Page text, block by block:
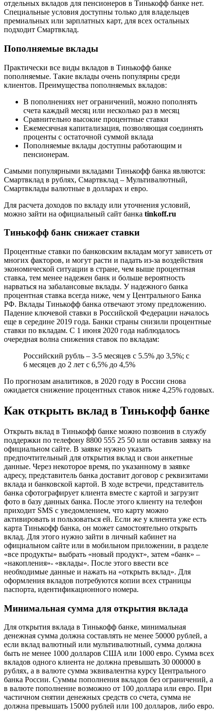
отдельных вкладов для пенсионеров в Тинькофф банке нет.
Специальные условия доступны только для владельцев
премиальных или зарплатных карт, для всех остальных
подходит Смартвклад.
Пополняемые вклады
Практически все виды вкладов в Тинькофф банке
пополняемые. Такие вклады очень популярны среди
клиентов. Преимущества пополняемых вкладов:
В пополнениях нет ограничений, можно пополнять
счета каждый месяц или несколько раз в месяц
Сравнительно высокие процентные ставки
Ежемесячная капитализация, позволяющая соединять
проценты с остаточной суммой вклада
Пополняемые вклады доступны работающим и
пенсионерам.
Самыми популярными вкладами Тинькофф банка являются:
Смартвклад в рублях, Смартвклад – Мультивалютный,
Смартвклады валютные в долларах и евро.
Для расчета доходов по вкладу или уточнения условий,
можно зайти на официальный сайт банка tinkoff.ru
Тинькофф банк снижает ставки
Процентные ставки по банковским вкладам могут зависеть от
многих факторов, и могут расти и падать из-за воздействия
экономической ситуации в стране, чем выше процентная
ставка, тем менее надежен банк и больше вероятность
нарваться на забалансовые вклады. У надежного банка
процентная ставка всегда ниже, чем у Центрального Банка
РФ. Вклады Тинькофф банка отвечают этому предложению.
Падение ключевой ставки в Российской Федерации началось
еще в середине 2019 года. Банки страны снизили процентные
ставки по вкладам. С 1 июня 2020 года наблюдалось
очередная волна снижения ставок по вкладам:
Российский рубль – 3­-5 месяцев с 5.5% до 3,5%; с
6 месяцев до 2 лет с 6,5% до 4,5%
По прогнозам аналитиков, в 2020 году в России снова
ожидается снижение процентных ставок ниже 4,25% годовых.
Как открыть вклад в Тинькофф банке
Открыть вклад в Тинькофф банке можно позвонив в службу
поддержки по телефону 8800 555 25 50 или оставив заявку на
официальном сайте. В заявке нужно указать
предпочтительный для открытия вклад и свои анкетные
данные. Через некоторое время, по указанному в заявке
адресу, представитель банка доставит договор с реквизитами
вклада и банковской картой. В ходе встречи, представитель
банка сфотографирует клиента вместе с картой и загрузит
фото в базу данных банка. После этого клиенту на телефон
приходит SMS с уведомлением, что карту можно
активировать и пользоваться ей. Если же у клиента уже есть
карта Тинькофф банка, он может самостоятельно открыть
вклад. Для этого нужно зайти в личный кабинет на
официальном сайте или в мобильном приложении, в разделе
«все продукты» выбрать «новый продукт», затем «банк» –
«накопления»- «вклады». После этого ввести все
необходимые данные и нажать на «открыть вклад». Для
оформления вкладов потребуются копии всех страницы
паспорта, идентификационного номера.
Минимальная сумма для открытия вклада
Для открытия вклада в Тинькофф банке, минимальная
денежная сумма должна составлять не менее 50000 рублей, а
если вклад валютный или мультивалютный, сумма должна
быть не менее 1000 долларов США или 1000 евро. Сумма всех
вкладов одного клиента не должна превышать 30 000000 в
рублях, а в валюте сумма эквивалентна курсу Центрального
банка России. Суммы пополнения вкладов без ограничений, а
в валюте пополнение возможно от 100 доллара или евро. При
частичном снятии денежных средств со счета, сумма не
должна превышать 15000 рублей или 100 долларов, либо евро.